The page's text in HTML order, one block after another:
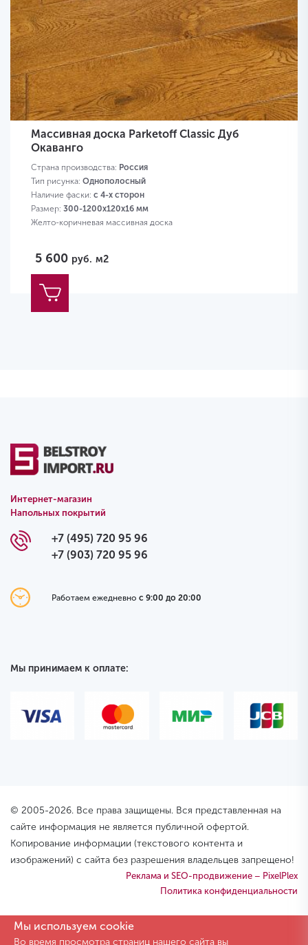
Массивная доска Parketoff Classic Дуб
Окаванго
Страна производства: Россия
Тип рисунка: Однополосный
Наличие фаски: с 4-х сторон
Размер: 300-1200х120х16 мм
Желто-коричневая массивная доска
5 600 руб. м2
Интернет-магазин
Напольных покрытий
+7 (495) 720 95 96
+7 (903) 720 95 96
Работаем ежедневно с 9:00 до 20:00
Мы принимаем к оплате:
© 2005-2026. Все права защищены. Вся представленная на
сайте информация не является публичной офертой.
Копирование информации (текстового контента и
изображений) с сайта без разрешения владельцев запрещено!
Реклама и SEO-продвижение – PixelPlex
Политика конфиденциальности
Мы используем cookie
Во время просмотра страниц нашего сайта вы